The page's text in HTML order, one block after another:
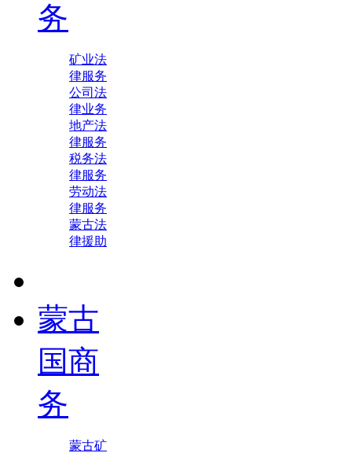
务
矿业法
律服务
公司法
律业务
地产法
律服务
税务法
律服务
劳动法
律服务
蒙古法
律援助
蒙古
国商
务
蒙古矿